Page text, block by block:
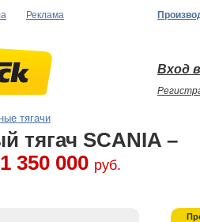
Реклама
Вход
тягачи
тягач SCANIA –
1 350 000 руб.